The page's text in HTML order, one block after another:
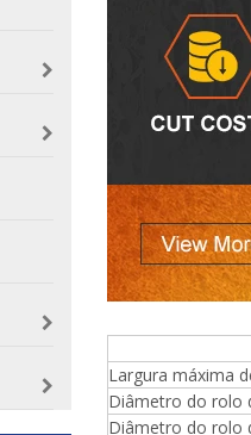
Largura máxima
Diâmetro do rolo
Diâmetro do rolo